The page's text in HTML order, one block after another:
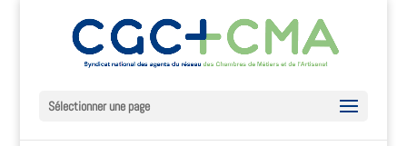
Sélectionner une page